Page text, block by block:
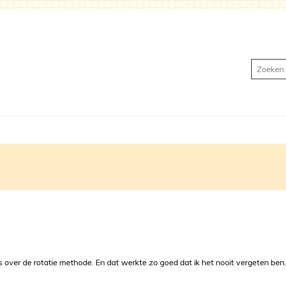
Zoeken
over de rotatie methode. En dat werkte zo goed dat ik het nooit vergeten ben.